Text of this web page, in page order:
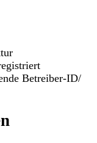
Betreiber-ID/